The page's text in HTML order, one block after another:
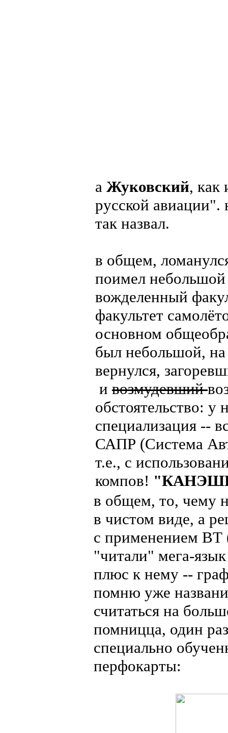
а Жуковский, как
русской авиации".
так назвал.
в общем,
поимел
вожделенный
факультет
основном
был небольшой,
вернулся,
и возмудевший
обстоятельство: у
специализация --
САПР (Система
т.е., с
компов!
в общем, то, чему
в чистом виде, а
с применением ВТ
"читали" мега-
плюс к нему --
помню уже
считаться на
помницца, один
специально
перфокарты: